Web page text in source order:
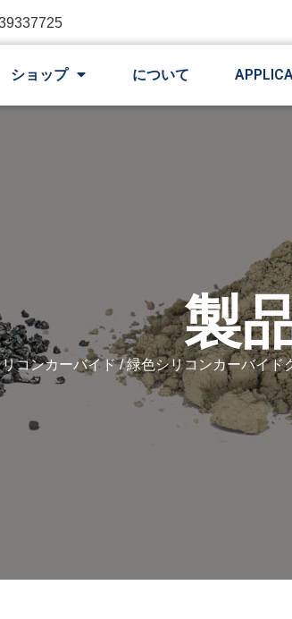
ショップ について
製
コンカーバイド/緑色シリコンカーバイド